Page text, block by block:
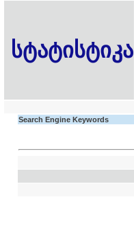
სტატისტიკა
Search Engine Keywords